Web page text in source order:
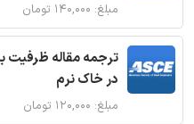
مبلغ: ۱۴۰,۰۰۰ تومان
ترجمه مقاله ظرفیت
در خاک نرم
مبلغ: ۱۲۰,۰۰۰ تومان